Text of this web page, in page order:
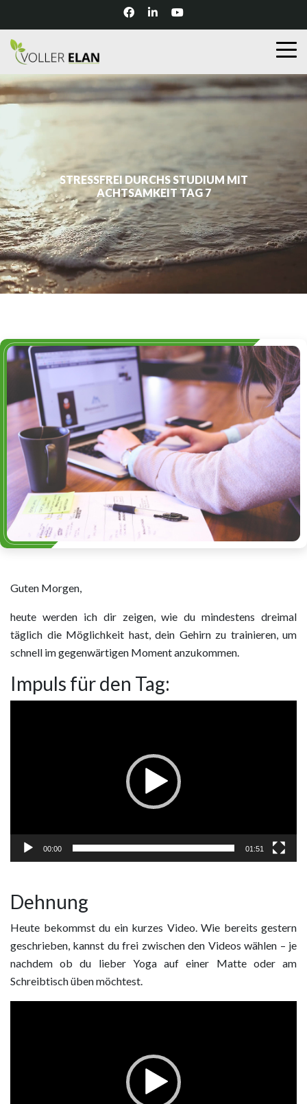
STRESSFREI DURCHS STUDIUM MIT
ACHTSAMKEIT TAG 7
Guten Morgen,
heute werden ich dir zeigen, wie du mindestens dreimal
täglich die Möglichkeit hast, dein Gehirn zu trainieren, um
schnell im gegenwärtigen Moment anzukommen.
Impuls für den Tag:
00:00 01:51
Dehnung
Heute bekommst du ein kurzes Video. Wie bereits gestern
geschrieben, kannst du frei zwischen den Videos wählen – je
nachdem ob du lieber Yoga auf einer Matte oder am
Schreibtisch üben möchtest.